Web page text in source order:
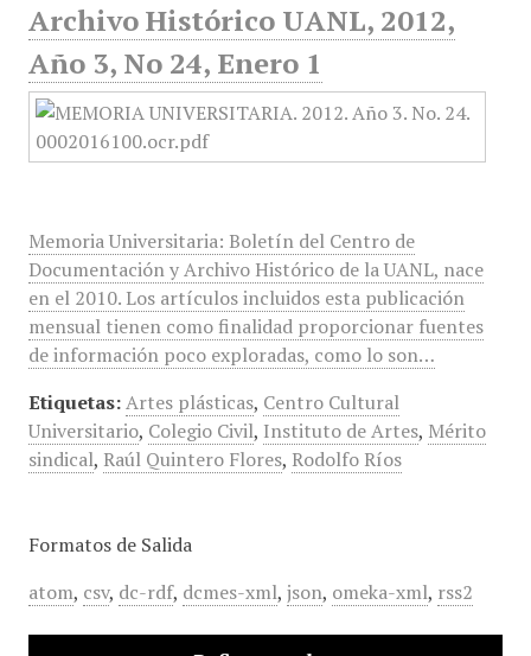
Archivo Histórico UANL, 2012,
Año 3, No 24, Enero 1
Memoria Universitaria: Boletín del Centro de
Documentación y Archivo Histórico de la UANL, nace
en el 2010. Los artículos incluidos esta publicación
mensual tienen como finalidad proporcionar fuentes
de información poco exploradas, como lo son…
Etiquetas: Artes plásticas, Centro Cultural
Universitario, Colegio Civil, Instituto de Artes, Mérito
sindical, Raúl Quintero Flores, Rodolfo Ríos
Formatos de Salida
atom, csv, dc-rdf, dcmes-xml, json, omeka-xml, rss2